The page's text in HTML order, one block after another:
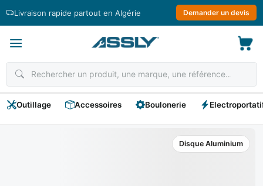
Livraison rapide partout en Algérie Demander un devis
Outillage Accessoires Boulonerie
Disque Aluminium